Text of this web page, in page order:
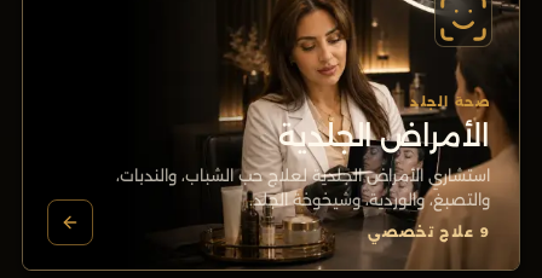
صحة الجلد
الأمراض الجلدية
استشاري الأمراض الجلدية لعلاج حب الشباب، والندبات،
والتصبغ، والوردية، وشيخوخة الجلد.
9 علاج تخصصي